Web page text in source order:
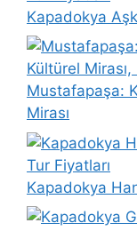
Kapadokya
Mustafapaşa:
Mirası
Kapadokya